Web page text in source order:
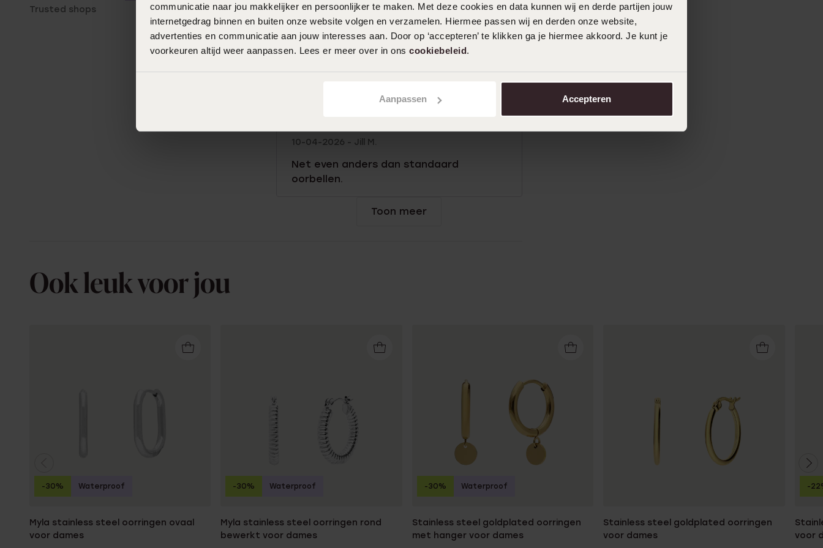
communicatie naar jou makkelijker en persoonlijker te maken. Met deze cookies en data kunnen wij en derde partijen jouw
internetgedrag binnen en buiten onze website volgen en verzamelen. Hiermee passen wij en derden onze website,
advertenties en communicatie aan jouw interesses aan. Door op ‘accepteren’ te klikken ga je hiermee akkoord. Je kunt je
voorkeuren altijd weer aanpassen. Lees er meer over in ons cookiebeleid.
Aanpassen Accepteren
Trusted shops
16-04-2026 - Marie-Christine
Zitten heel gemakkelijk, fijn om te
10-04-2026 - Jill M.
Net even anders dan standaard
oorbellen.
Toon meer
Ook leuk voor jou
Myla stainless steel oorringen ovaal
voor dames
-30% Waterproof
Myla stainless steel oorringen rond
bewerkt voor dames
-30% Waterproof
Stainless steel goldplated oorringen
met hanger voor dames
-30% Waterproof
Stainless steel goldplated oorringen
voor dames
voor
-